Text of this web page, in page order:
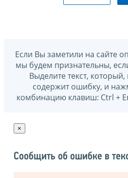
Если Вы заметили на сайте
мы будем признательны,
Выделите текст,
содержит ошибку, и
комбинацию клавиш: Ctrl +
×
Сообщить об ошибке в